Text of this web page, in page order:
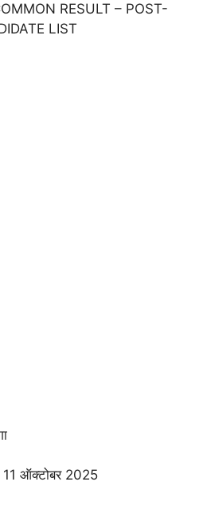
RESULT – POST-
LIST
ऑक्टोबर 2025